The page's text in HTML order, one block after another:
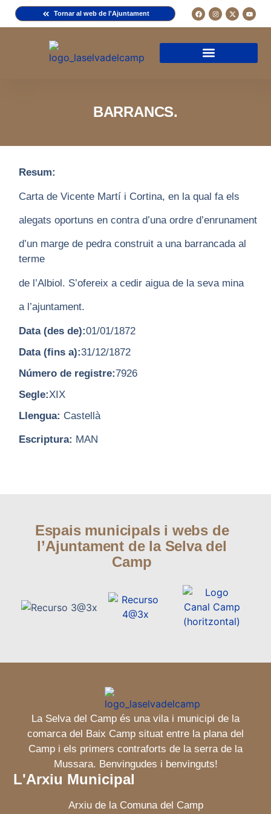
Tornar al web de l'Ajuntament
BARRANCS.
Resum:
Carta de Vicente Martí i Cortina, en la qual fa els
alegats oportuns en contra d’una ordre d’enrunament
d’un marge de pedra construit a una barrancada al
terme
de l’Albiol. S’ofereix a cedir aigua de la seva mina
a l’ajuntament.
Data (des de):01/01/1872
Data (fins a):31/12/1872
Número de registre:7926
Segle:XIX
Llengua: Castellà
Escriptura: MAN
Espais municipals i webs de
l’Ajuntament de la Selva del
Camp
La Selva del Camp és una vila i municipi de la
comarca del Baix Camp situat entre la plana del
Camp i els primers contraforts de la serra de la
Mussara. Benvingudes i benvinguts!
L'Arxiu Municipal
Arxiu de la Comuna del Camp